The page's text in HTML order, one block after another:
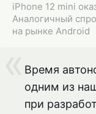
iPhone 12 mini
Аналогичный
на рынке Android
Время
одним из
при